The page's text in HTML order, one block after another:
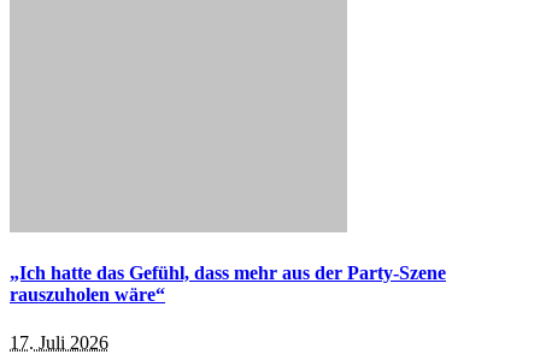
„Ich hatte das Gefühl, dass mehr aus der Party-Szene
rauszuholen wäre“
17. Juli 2026